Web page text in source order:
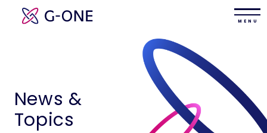
M E N U
News &
Topics